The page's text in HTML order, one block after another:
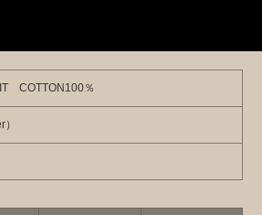
archive
COTTON100％